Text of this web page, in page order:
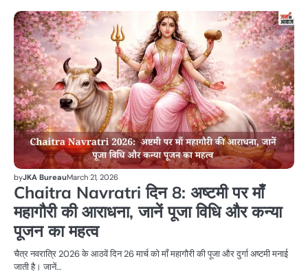
byJKA BureauMarch 21, 2026
Chaitra Navratri दिन 8: अष्टमी पर माँ
महागौरी की आराधना, जानें पूजा विधि और कन्या
पूजन का महत्व
चैत्र नवरात्रि 2026 के आठवें दिन 26 मार्च को माँ महागौरी की पूजा और दुर्गा अष्टमी मनाई
जाती है। जानें…